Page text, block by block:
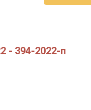
- 394-2022-п